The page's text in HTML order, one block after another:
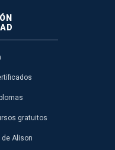
gratuitos
Alison